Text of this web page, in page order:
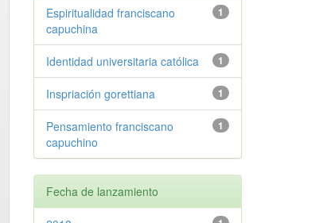
1
Espiritualidad franciscano
capuchina
1
Identidad universitaria católica
1
Inspriación gorettiana
1
Pensamiento franciscano
capuchino
Fecha de lanzamiento